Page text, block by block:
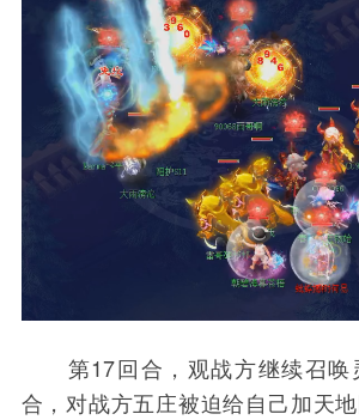
第17回合，观战方继续召唤
合，对战方五庄被迫给自己加天